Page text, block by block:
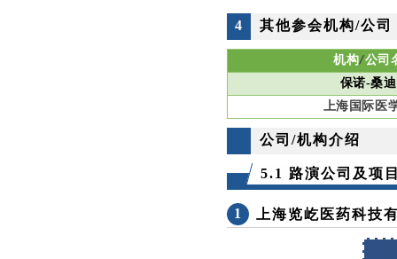
4 其他参会机构/公司
机构/公司
保诺-桑
上海国际医
公司/机构介绍
5.1 路演公司及项
1 上海览屹医药科技